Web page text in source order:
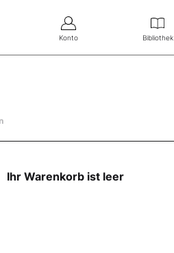
Konto Bibliothek
Ihr Warenkorb ist leer